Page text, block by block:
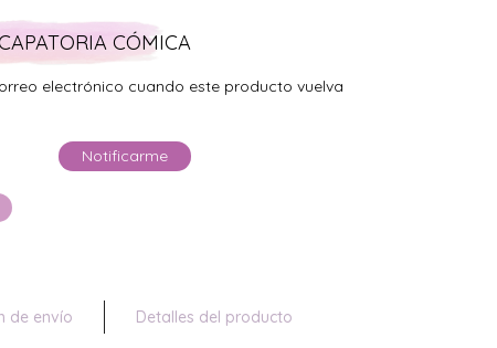
CÓMICA
electrónico cuando este producto vuelva
Notificarme
de envío Detalles del producto